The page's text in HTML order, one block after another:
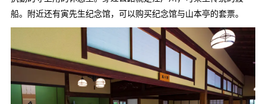
船。附近还有寅先生纪念馆，可以购买纪念馆与山本亭的套票。